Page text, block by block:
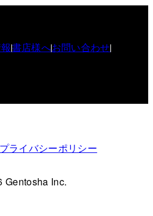
書店様へお問い合わせ
ライバシーポリシー
Gentosha Inc.